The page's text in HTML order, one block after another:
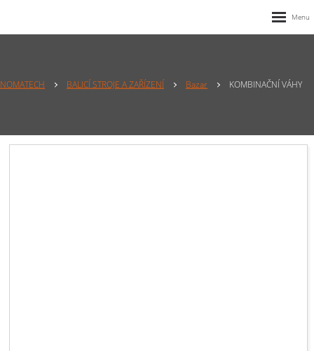
NOMATECH BALICÍ STROJE A ZAŘÍZENÍ Bazar KOMBINAČNÍ VÁHY